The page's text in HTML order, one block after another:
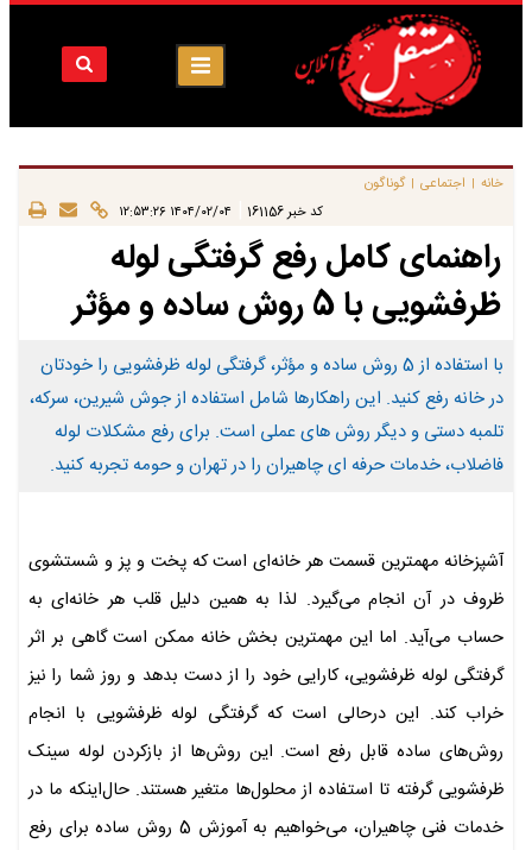
خانه | اجتماعی | گوناگون
کد خبر 161156 ۱۴۰۴/۰۲/۰۴ ۱۲:۵۳:۲۶
راهنمای کامل رفع گرفتگی لوله
ظرفشویی با 5 روش ساده و مؤثر
با استفاده از 5 روش ساده و مؤثر، گرفتگی لوله ظرفشویی را خودتان
در خانه رفع کنید. این راهکارها شامل استفاده از جوش شیرین، سرکه،
تلمبه دستی و دیگر روش های عملی است. برای رفع مشکلات لوله
فاضلاب، خدمات حرفه ای چاهیران را در تهران و حومه تجربه کنید.
آشپزخانه مهمترین قسمت هر خانه‌ای است که پخت و پز و شستشوی
ظروف در آن انجام می‌گیرد. لذا به همین دلیل قلب هر خانه‌ای به
حساب می‌آید. اما این مهمترین بخش خانه ممکن است گاهی بر اثر
گرفتگی لوله ظرفشویی، کارایی خود را از دست بدهد و روز شما را نیز
خراب کند. این درحالی است که گرفتگی لوله ظرفشویی با انجام
روش‌های ساده قابل رفع است. این روش‌ها از بازکردن لوله سینک
ظرفشویی گرفته تا استفاده از محلول‌ها متغیر هستند. حال‌اینکه ما در
خدمات فنی چاهیران، می‌خواهیم به آموزش 5 روش ساده برای رفع